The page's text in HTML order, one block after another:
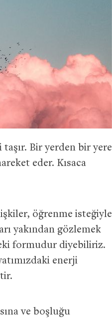
Bir yerden bir yere
eder. Kısaca
öğrenme isteğiyle
yakından gözlemek
formudur diyebiliriz.
enerji
ve boşluğu